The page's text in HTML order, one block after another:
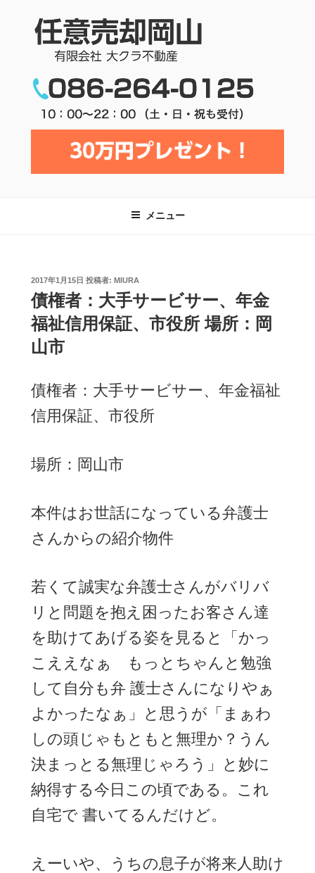
任意売却岡山 | 有限会社大クラ不動
産
メニュー
投
稿
日:
2017年1月15日 投稿者: MIURA
債権者：大手サービサー、年金
福祉信用保証、市役所 場所：岡
山市
債権者：大手サービサー、年金福祉
信用保証、市役所
場所：岡山市
本件はお世話になっている弁護士
さんからの紹介物件
若くて誠実な弁護士さんがバリバ
リと問題を抱え困ったお客さん達
を助けてあげる姿を見ると「かっ
こええなぁ もっとちゃんと勉強
して自分も弁 護士さんになりやぁ
よかったなぁ」と思うが「まぁわ
しの頭じゃもともと無理か？うん
決まっとる無理じゃろう」と妙に
納得する今日この頃である。これ
自宅で 書いてるんだけど。
えーいや、うちの息子が将来人助け